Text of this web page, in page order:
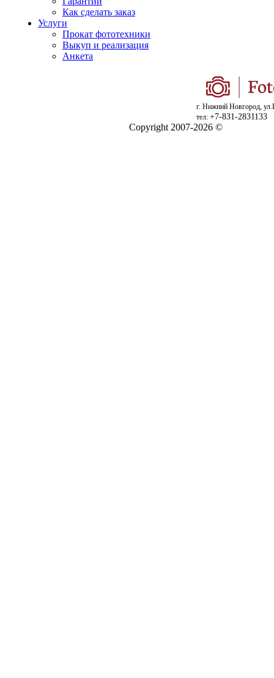
Как сделать заказ
Услуги
Прокат фототехники
Выкуп и реализация
Анкета
г. Нижний Новгород,
тел: +7-831-2831133
Copyright 2007-2026 ©